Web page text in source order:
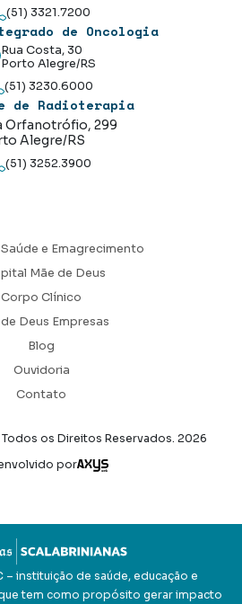
(51) 3321.7200
de Oncologia
Rua Costa, 30
Porto Alegre/RS
(51) 3230.6000
de Radioterapia
Orfanotrófio, 299
Alegre/RS
(51) 3252.3900
e Emagrecimento
Mãe de Deus
Corpo Clínico
Deus Empresas
Blog
Ouvidoria
Contato
os Direitos Reservados. 2026
por
– instituição de saúde, educação e
tem como propósito gerar impacto